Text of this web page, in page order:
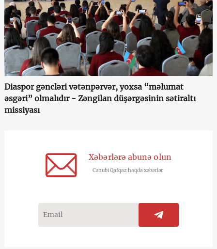
Diaspor gəncləri vətənpərvər, yoxsa “məlumat
əsgəri” olmalıdır - Zəngilan düşərgəsinin sətiraltı
missiyası
Xəbərlərə abunə olun
Cənubi Qafqaz haqda xəbərlər